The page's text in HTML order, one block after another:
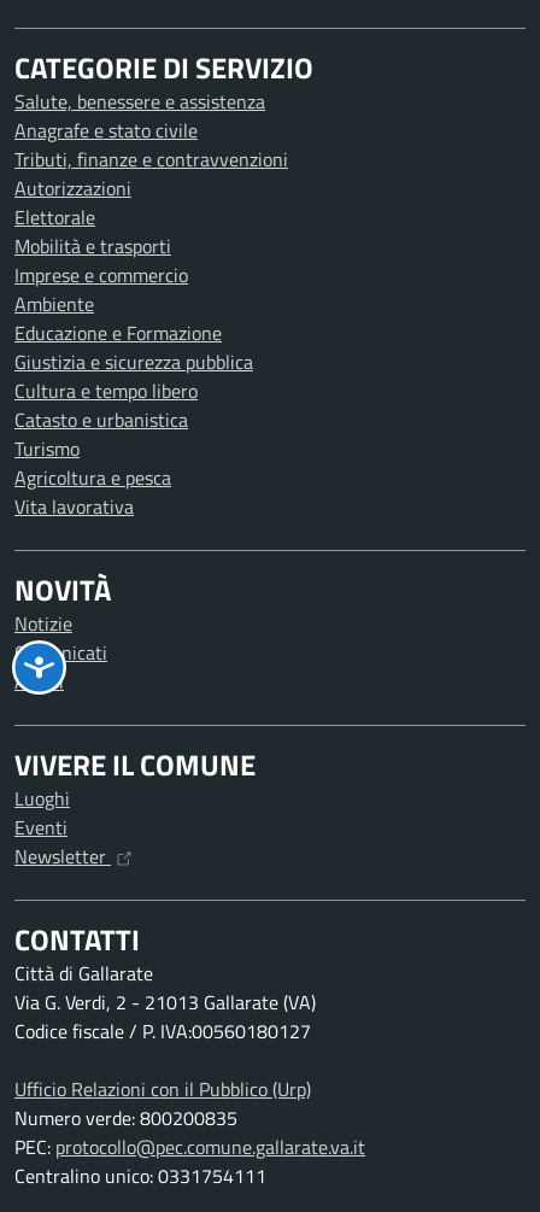
CATEGORIE DI SERVIZIO
Salute, benessere e assistenza
Anagrafe e stato civile
Tributi, finanze e contravvenzioni
Autorizzazioni
Elettorale
Mobilità e trasporti
Imprese e commercio
Ambiente
Educazione e Formazione
Giustizia e sicurezza pubblica
Cultura e tempo libero
Catasto e urbanistica
Turismo
Agricoltura e pesca
Vita lavorativa
NOVITÀ
Notizie
Comunicati
Avvisi
VIVERE IL COMUNE
Luoghi
Eventi
Newsletter
CONTATTI
Città di Gallarate
Via G. Verdi, 2 - 21013 Gallarate (VA)
Codice fiscale / P. IVA:00560180127
Ufficio Relazioni con il Pubblico (Urp)
Numero verde: 800200835
PEC: protocollo@pec.comune.gallarate.va.it
Centralino unico: 0331754111